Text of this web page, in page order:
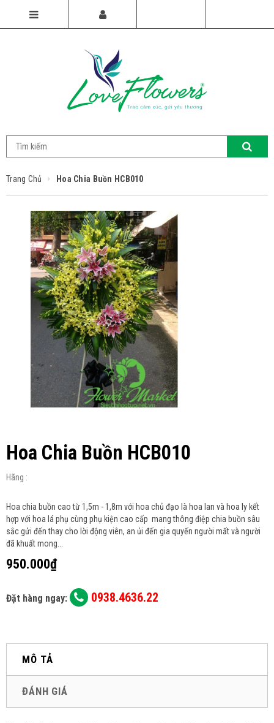
Trang Chủ Hoa Chia Buồn HCB010
Hoa Chia Buồn HCB010
Hãng :
Hoa chia buồn cao từ 1,5m - 1,8m với hoa chủ đạo là hoa lan và hoa ly kết
hợp với hoa lá phụ cùng phụ kiện cao cấp mang thông điệp chia buồn sâu
sắc gửi đến thay cho lời động viên, an ủi đến gia quyến người mất và người
đã khuất mong...
950.000₫
Đặt hàng ngay: 0938.4636.22
MÔ TẢ
ĐÁNH GIÁ